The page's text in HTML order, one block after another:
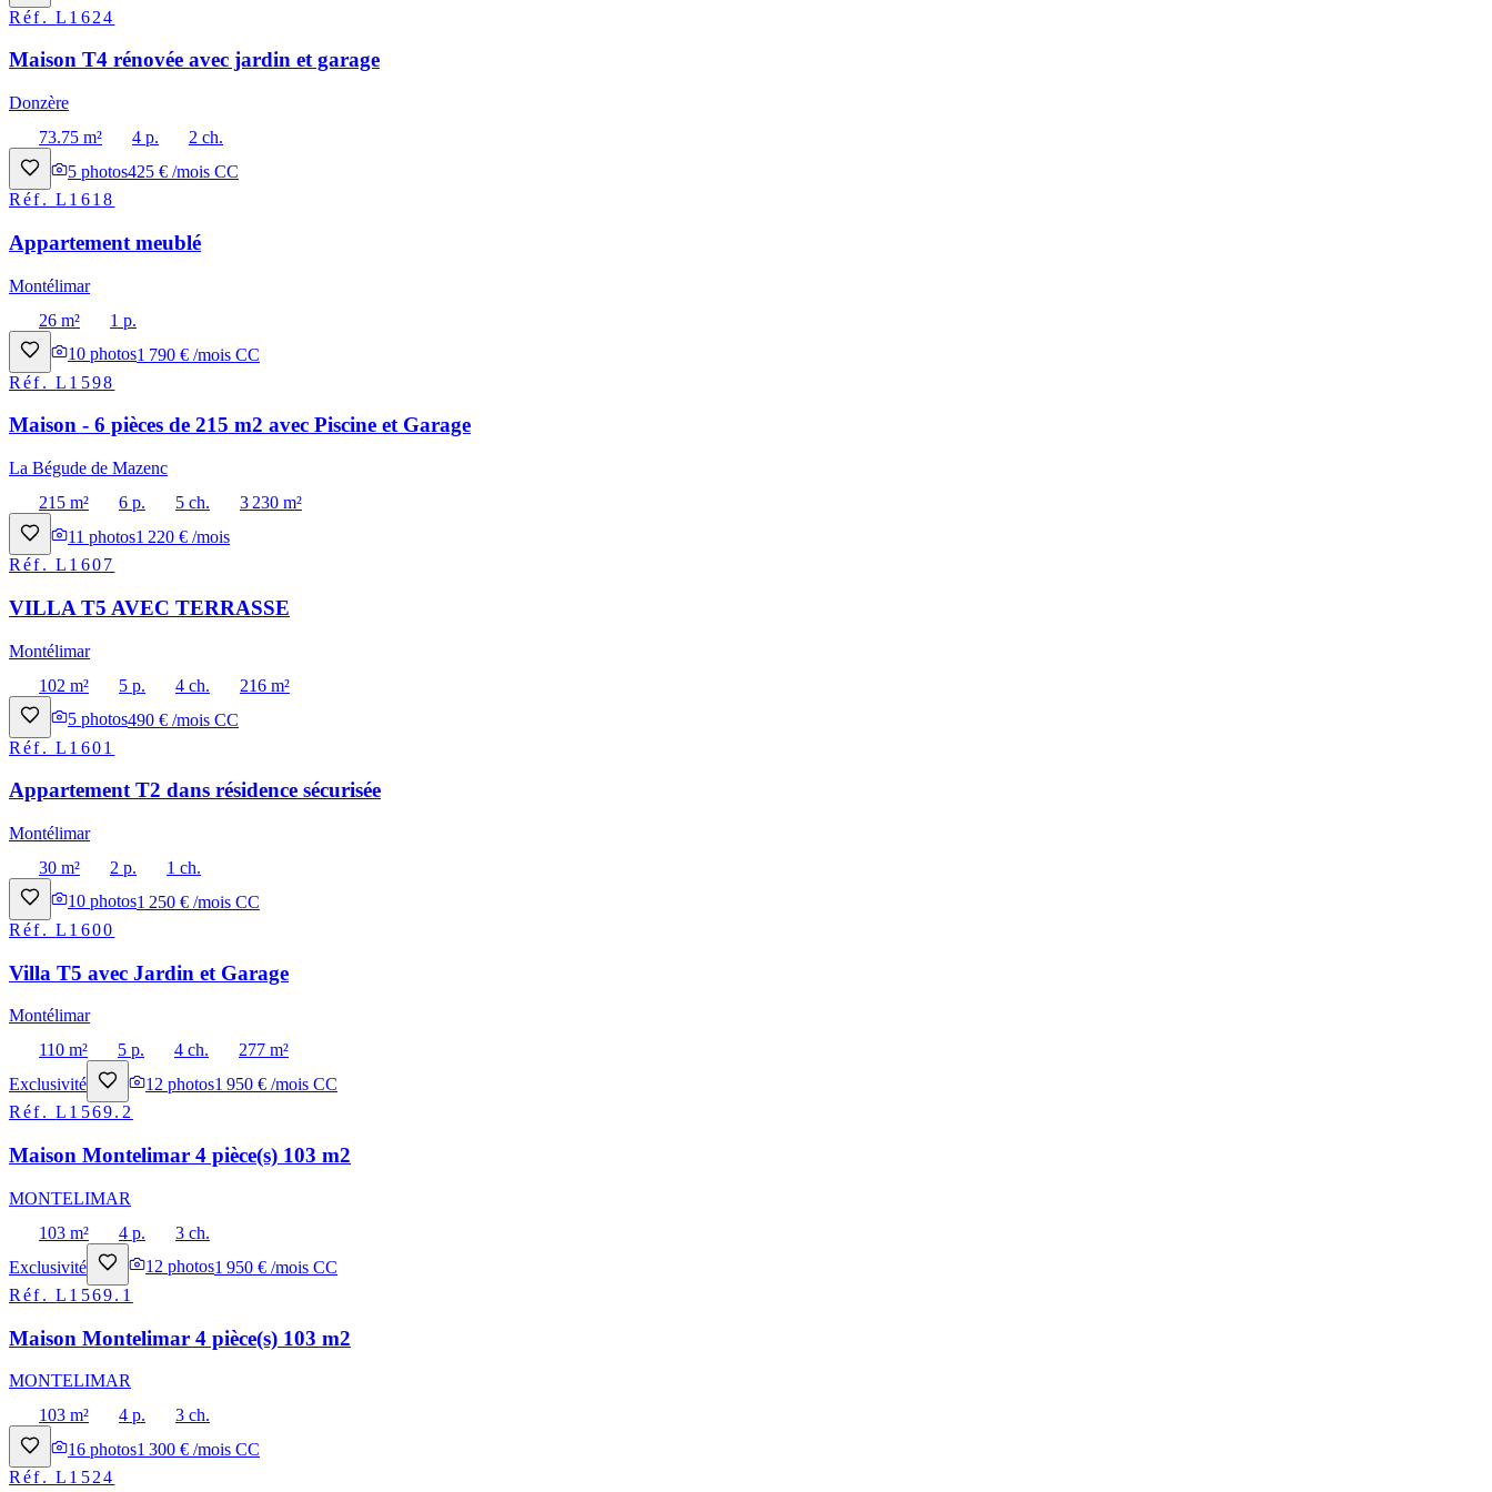
Réf.L1624
Maison T4 rénovée avec jardin et garage
Donzère
73.75 m²
4 p.
2 ch.
5 photos425 € /mois CC
Réf.L1618
Appartement meublé
Montélimar
26 m²
1 p.
10 photos1 790 € /mois CC
Réf.L1598
Maison - 6 pièces de 215 m2 avec Piscine et Garage
La Bégude de Mazenc
215 m²
6 p. 5 ch.
3 230 m²
11 photos1 220 € /mois
Réf.L1607
VILLA T5 AVEC TERRASSE
Montélimar
102 m²
5 p. 4 ch.
216 m²
5 photos490 € /mois CC
Réf.L1601
Appartement T2 dans résidence sécurisée
Montélimar
30 m²
2 p.
1 ch.
10 photos1 250 € /mois CC
Réf.L1600
Villa T5 avec Jardin et Garage
Montélimar
110 m²
5 p. 4 ch.
277 m²
Exclusivité
12 photos1 950 € /mois CC
Réf.L1569.2
Maison Montelimar 4 pièce(s) 103 m2
MONTELIMAR
103 m²
4 p.
3 ch.
Exclusivité
12 photos1 950 € /mois CC
Réf.L1569.1
Maison Montelimar 4 pièce(s) 103 m2
MONTELIMAR
103 m²
4 p.
3 ch.
16 photos1 300 € /mois CC
Réf.L1524